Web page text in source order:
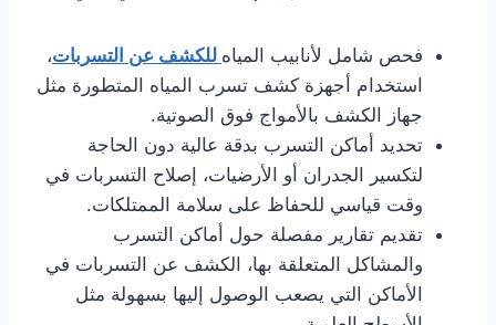
فحص شامل لأنابيب المياه للكشف عن التسربات،
استخدام أجهزة كشف تسرب المياه المتطورة مثل
جهاز الكشف بالأمواج فوق الصوتية.
تحديد أماكن التسرب بدقة عالية دون الحاجة
لتكسير الجدران أو الأرضيات، إصلاح التسربات في
وقت قياسي للحفاظ على سلامة الممتلكات.
تقديم تقارير مفصلة حول أماكن التسرب
والمشاكل المتعلقة بها، الكشف عن التسربات في
الأماكن التي يصعب الوصول إليها بسهولة مثل